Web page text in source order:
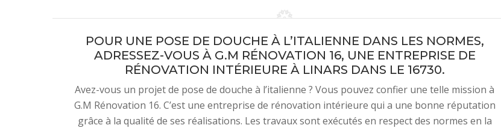
POUR UNE POSE DE DOUCHE À L’ITALIENNE DANS LES NORMES,
ADRESSEZ-VOUS À G.M RÉNOVATION 16, UNE ENTREPRISE DE
RÉNOVATION INTÉRIEURE À LINARS DANS LE 16730.
Avez-vous un projet de pose de douche à l’italienne ? Vous pouvez confier une telle mission à
G.M Rénovation 16. C’est une entreprise de rénovation intérieure qui a une bonne réputation
grâce à la qualité de ses réalisations. Les travaux sont exécutés en respect des normes en la